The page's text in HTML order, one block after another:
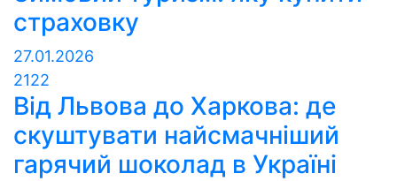
страховку
27.01.2026
2122
Від Львова до Харкова: де
скуштувати найсмачніший
гарячий шоколад в Україні